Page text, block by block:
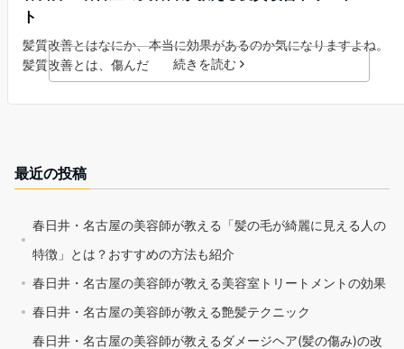
ト
髪質改善とはなにか、本当に効果があるのか気になりますよね。
髪質改善とは、傷んだ
続きを読む
最近の投稿
春日井・名古屋の美容師が教える「髪の毛が綺麗に見える人の
特徴」とは？おすすめの方法も紹介
春日井・名古屋の美容師が教える美容室トリートメントの効果
春日井・名古屋の美容師が教える艶髪テクニック
春日井・名古屋の美容師が教えるダメージヘア(髪の傷み)の改